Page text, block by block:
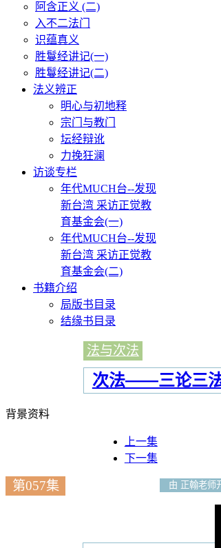
阿含正义 (二)
入不二法门
识蕴真义
胜鬘经讲记(一)
胜鬘经讲记(二)
法义辨正
明心与初地释
宗门与教门
坛经辩讹
力挽狂澜
访谈专栏
年代MUCH台--发现
新台湾 采访正觉教
育基金会(一)
年代MUCH台--发现
新台湾 采访正觉教
育基金会(二)
书籍介绍
局版书目录
结缘书目录
法与次法
次法——三论三
背景资料
上一集
下一集
第057集 由 正翰老师